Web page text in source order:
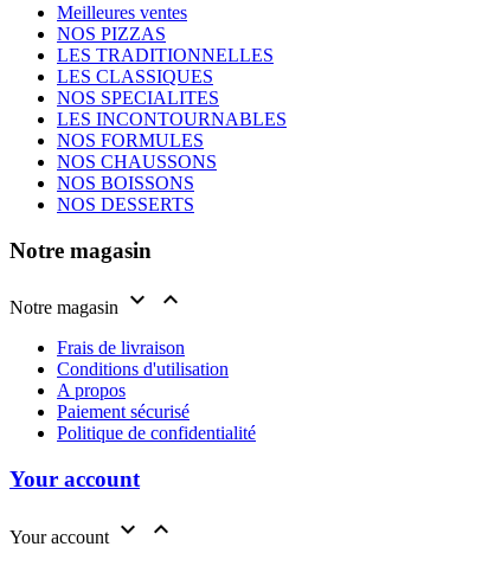
Meilleures ventes
NOS PIZZAS
LES TRADITIONNELLES
LES CLASSIQUES
NOS SPECIALITES
LES INCONTOURNABLES
NOS FORMULES
NOS CHAUSSONS
NOS BOISSONS
NOS DESSERTS
Notre magasin
Notre magasin  
Frais de livraison
Conditions d'utilisation
A propos
Paiement sécurisé
Politique de confidentialité
Your account
Your account  